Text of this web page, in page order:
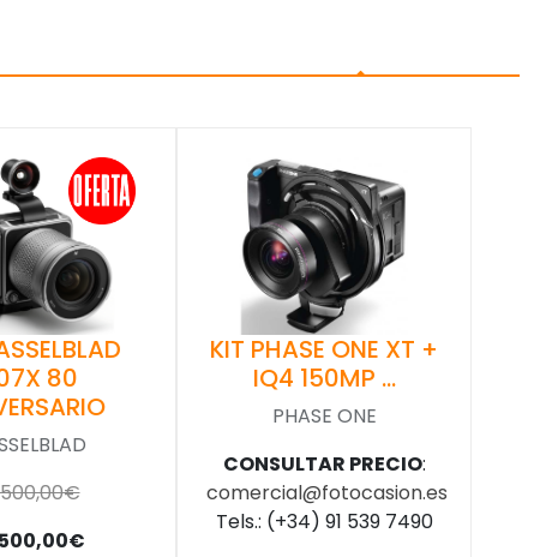
80
KIT PHASE ONE XT +
IQ4 150MP …
PHASE ONE
CONSULTAR PRECIO:
comercial@fotocasion.es
Tels.: (+34) 91 539 7490